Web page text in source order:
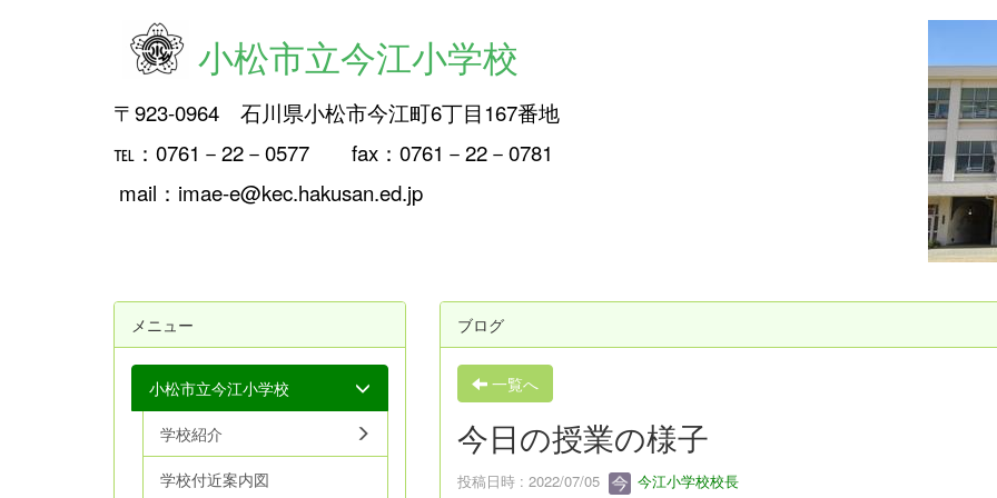
小松市立今江小学校
〒923-0964 石川県小松市今江町6丁目167番地
℡：0761－22－0577 fax：0761－22－0781
mail：imae-e@kec.hakusan.ed.jp
ブログ
一覧へ
今日の授業の様子
投稿日時 : 2022/07/05 今江小学校校長
メニュー
小松市立今江小学校
学校紹介
学校付近案内図